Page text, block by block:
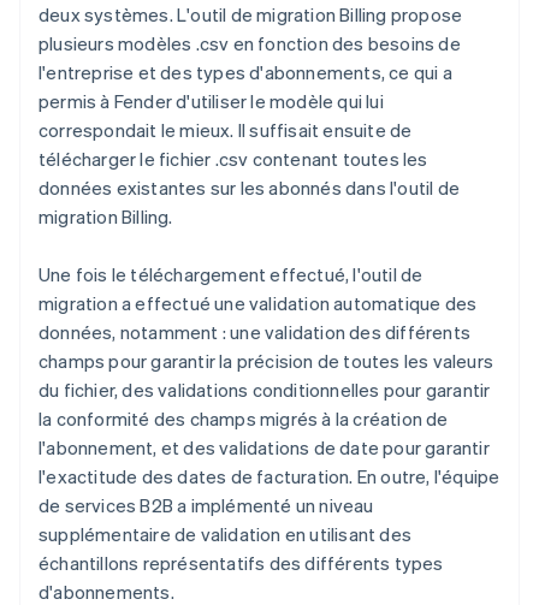
deux systèmes. L'outil de migration Billing propose
plusieurs modèles .csv en fonction des besoins de
l'entreprise et des types d'abonnements, ce qui a
permis à Fender d'utiliser le modèle qui lui
correspondait le mieux. Il suffisait ensuite de
télécharger le fichier .csv contenant toutes les
données existantes sur les abonnés dans l'outil de
migration Billing.
Une fois le téléchargement effectué, l'outil de
migration a effectué une validation automatique des
données, notamment : une validation des différents
champs pour garantir la précision de toutes les valeurs
du fichier, des validations conditionnelles pour garantir
la conformité des champs migrés à la création de
l'abonnement, et des validations de date pour garantir
l'exactitude des dates de facturation. En outre, l'équipe
de services B2B a implémenté un niveau
supplémentaire de validation en utilisant des
échantillons représentatifs des différents types
d'abonnements.